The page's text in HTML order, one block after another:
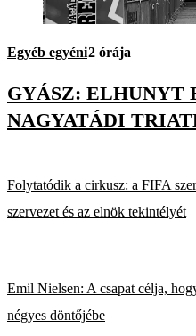
Egyéb egyéni2 órája
GYÁSZ: ELHUNYT
NAGYATÁDI
Folytatódik a cirkusz: a FIFA
szervezet és az elnök tekintélyét
Emil Nielsen: A csapat célja,
négyes döntőjébe